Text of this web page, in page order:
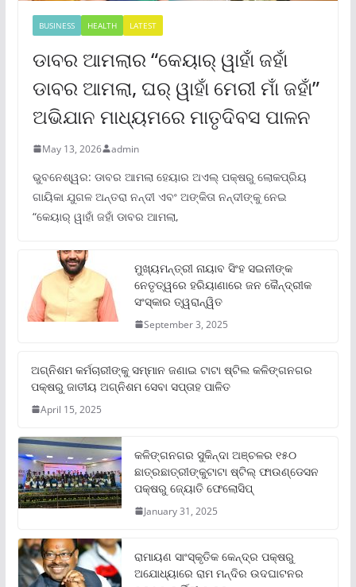
BUSINESS HEALTH LATEST
ଡାବର ଆମଲାର “କେୟାର୍ ୱାହାଁ ଜହାଁ
ଡାବର ଆମଲା, ଘର୍ ୱାହାଁ ମେରୀ ମାଁ ଜହାଁ”
ଅଭିଯାନ ମାଧ୍ୟମରେ ମାତୃଦିବସ ପାଳନ
May 13, 2026 admin
ଭୁବନେଶ୍ୱର: ଡାବର ଆମଲା ହେୟାର ଅଏଲ୍ ପକ୍ଷରୁ ଲୋକପ୍ରିୟ
ଗାୟିକା ଯୁଗଳ ଅନ୍ତରା ନନ୍ଦୀ ଏବଂ ଅଙ୍କିତା ନନ୍ଦୀଙ୍କୁ ନେଇ
“କେୟାର୍ ୱାହାଁ ଜହାଁ ଡାବର ଆମଲା,
ମୁଖ୍ୟମନ୍ତ୍ରୀ ନାୟାବ ସିଂହ ସଇନୀଙ୍କ
ନେତୃତ୍ୱରେ ହରିୟାଣାରେ ଜନ କୈନ୍ଦ୍ରୀକ
ସଂସ୍କାର ତ୍ୱରାନ୍ୱିତ
September 3, 2025
ଅଗ୍ନିଶମ କର୍ମଚାରୀଙ୍କୁ ସମ୍ମାନ ଜଣାଇ ଟାଟା ଷ୍ଟିଲ କଳିଙ୍ଗନଗର
ପକ୍ଷରୁ ଜାତୀୟ ଅଗ୍ନିଶମ ସେବା ସପ୍ତାହ ପାଳିତ
April 15, 2025
କଳିଙ୍ଗନଗର ସୁକିନ୍ଦା ଅଞ୍ଚଳର ୧୫୦
ଛାତ୍ରଛାତ୍ରୀଙ୍କୁଟାଟା ଷ୍ଟିଲ୍ ଫାଉଣ୍ଡେସନ
ପକ୍ଷରୁ ଜ୍ୟୋତି ଫେଲୋସିପ୍‌
January 31, 2025
ରାମାୟଣ ସାଂସ୍କୃତିକ କେନ୍ଦ୍ର ପକ୍ଷରୁ
ଅଯୋଧ୍ୟାରେ ରାମ ମନ୍ଦିର ଉଦଘାଟନର